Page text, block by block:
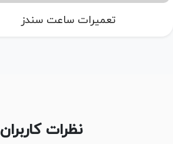
تعمیرات ساعت سندز
نظرات کاربران